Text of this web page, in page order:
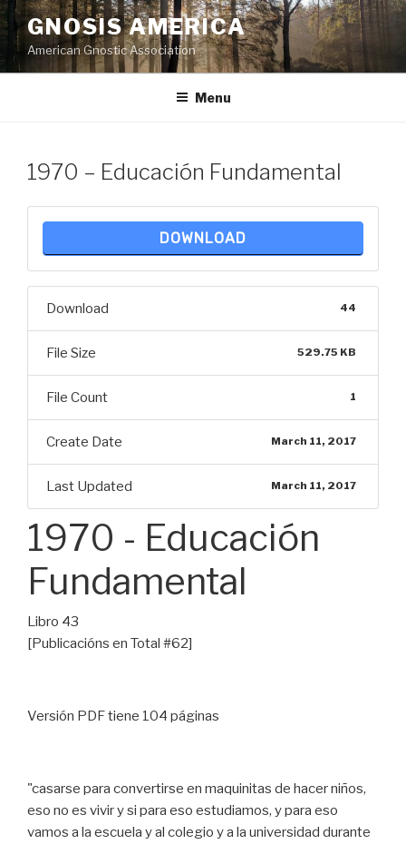
Skip
to
content
GNOSIS AMERICA
American Gnostic Association
Menu
1970 – Educación Fundamental
DOWNLOAD
Download 44
File Size 529.75 KB
File Count 1
Create Date March 11, 2017
Last Updated March 11, 2017
1970 - Educación
Fundamental
Libro 43
[Publicacións en Total #62]
Versión PDF tiene 104 páginas
"casarse para convertirse en maquinitas de hacer niños,
eso no es vivir y si para eso estudiamos, y para eso
vamos a la escuela y al colegio y a la universidad durante